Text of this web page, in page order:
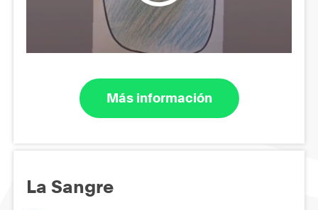
Más información
La Sangre